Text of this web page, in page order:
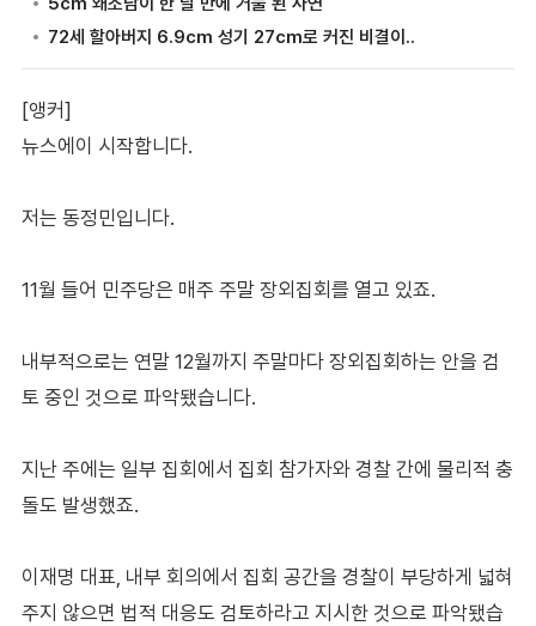
[앵커]
뉴스에이 시작합니다.
저는 동정민입니다.
11월 들어 민주당은 매주 주말 장외집회를 열고 있죠.
내부적으로는 연말 12월까지 주말마다 장외집회하는 안을 검
토 중인 것으로 파악됐습니다.
지난 주에는 일부 집회에서 집회 참가자와 경찰 간에 물리적 충
돌도 발생했죠.
이재명 대표, 내부 회의에서 집회 공간을 경찰이 부당하게 넓혀
주지 않으면 법적 대응도 검토하라고 지시한 것으로 파악됐습